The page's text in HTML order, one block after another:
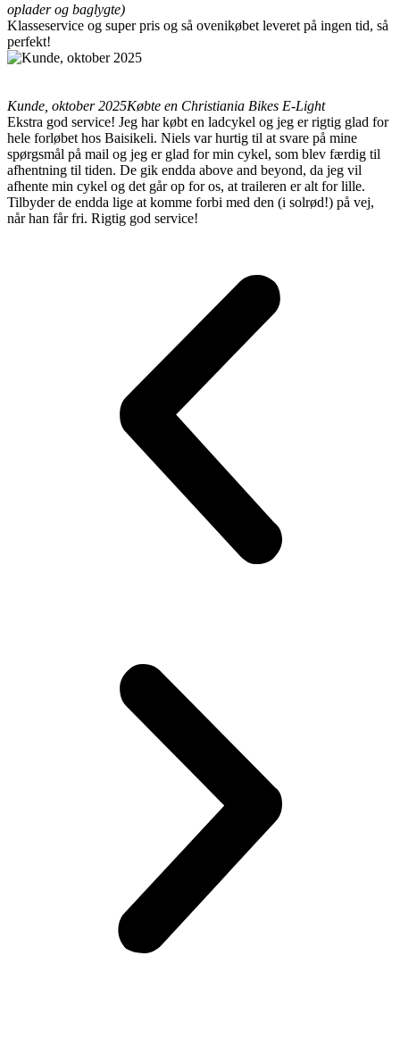
oplader og baglygte)
Klasseservice og super pris og så ovenikøbet leveret på ingen tid, så
perfekt!
Kunde, oktober 2025Købte en Christiania Bikes E-Light
Ekstra god service! Jeg har købt en ladcykel og jeg er rigtig glad for
hele forløbet hos Baisikeli. Niels var hurtig til at svare på mine
spørgsmål på mail og jeg er glad for min cykel, som blev færdig til
afhentning til tiden. De gik endda above and beyond, da jeg vil
afhente min cykel og det går op for os, at traileren er alt for lille.
Tilbyder de endda lige at komme forbi med den (i solrød!) på vej,
når han får fri. Rigtig god service!